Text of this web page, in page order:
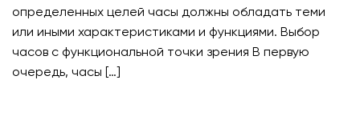
определенных целей часы должны обладать теми
или иными характеристиками и функциями. Выбор
часов с функциональной точки зрения В первую
очередь, часы […]